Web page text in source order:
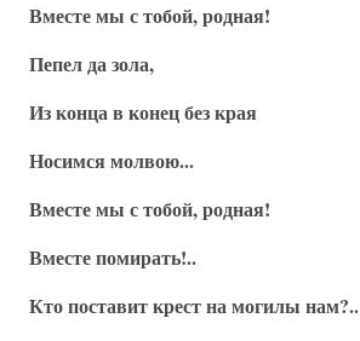
Вместе мы с тобой, родная!
Пепел да зола,
Из конца в конец без края
Носимся молвою...
Вместе мы с тобой, родная!
Вместе помирать!..
Кто поставит крест на могилы нам?..